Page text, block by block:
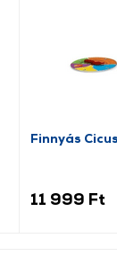
Finnyás
11 999 Ft